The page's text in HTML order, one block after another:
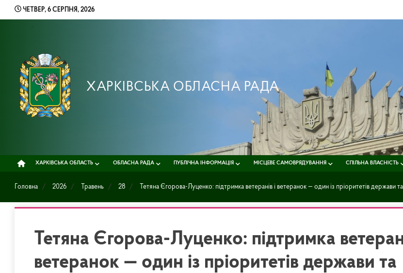
ЧЕТВЕР, 6 СЕРПНЯ, 2026
ХАРКІВСЬКА ОБЛАСНА РАДА
ХАРКІВСЬКА ОБЛАСТЬ ОБЛАСНА РАДА ПУБЛІЧНА ІНФОРМАЦІЯ МІСЦЕВЕ САМОВРЯДУВАННЯ СПІЛЬНА ВЛАСНІСТЬ
Головна 2026 Травень 28 Тетяна Єгорова-Луценко: підтримка ветеранів і ветеранок — один із пріоритетів держави
Тетяна Єгорова-Луценко: підтримка
ветеранок — один із пріоритетів держави та